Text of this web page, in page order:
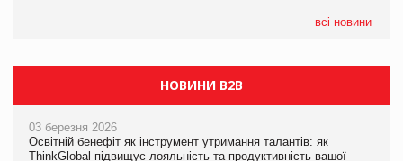
всі новини
НОВИНИ B2B
03 березня 2026
Освітній бенефіт як інструмент утримання талантів: як
ThinkGlobal підвищує лояльність та продуктивність вашої